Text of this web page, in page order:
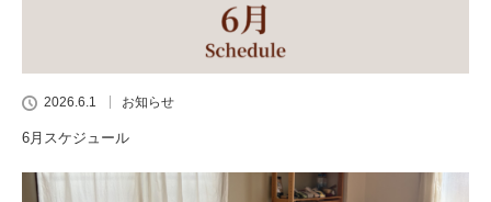
2026.6.1 お知らせ
6月スケジュール